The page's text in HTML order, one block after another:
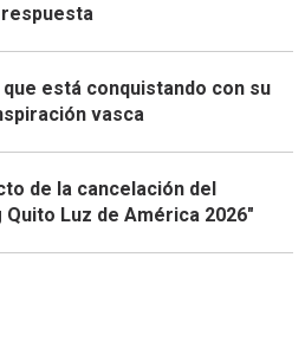
está conquistando con su
vasca
de la cancelación del
Luz de América 2026"